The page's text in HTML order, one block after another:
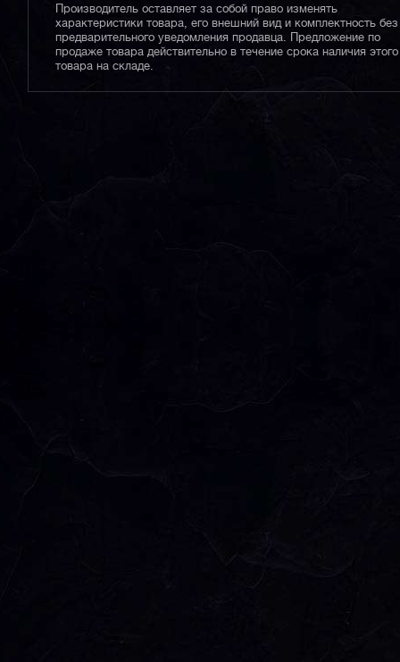
Производитель оставляет за собой право изменять
характеристики товара, его внешний вид и комплектность без
предварительного уведомления продавца. Предложение по
продаже товара действительно в течение срока наличия этого
товара на складе.